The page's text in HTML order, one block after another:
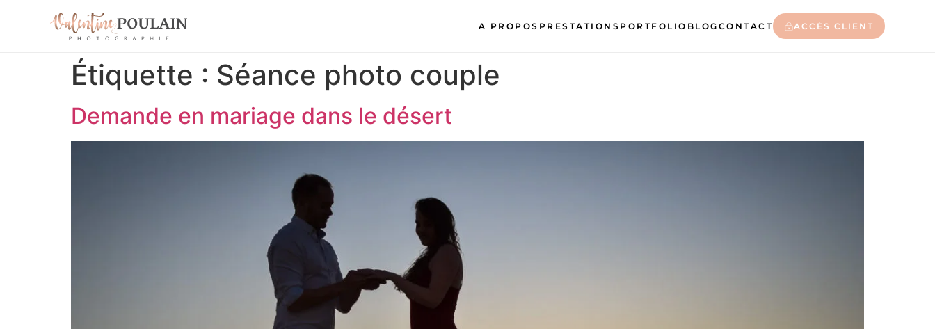
A PROPOS PRESTATIONS PORTFOLIO BLOG CONTACT ACCÈS CLIENT
Étiquette : Séance photo couple
Demande en mariage dans le désert